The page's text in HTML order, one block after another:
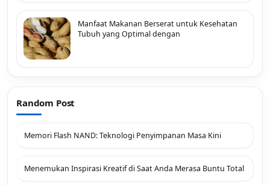
Manfaat Makanan Berserat untuk Kesehatan
Tubuh yang Optimal dengan
Random Post
Memori Flash NAND: Teknologi Penyimpanan Masa Kini
Menemukan Inspirasi Kreatif di Saat Anda Merasa Buntu Total